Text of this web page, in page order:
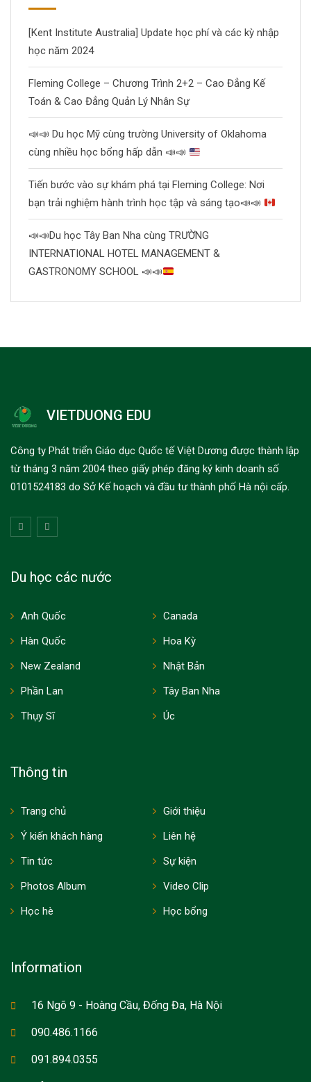
[Kent Institute Australia] Update học phí và các kỳ nhập
học năm 2024
Fleming College – Chương Trình 2+2 – Cao Đẳng Kế
Toán & Cao Đẳng Quản Lý Nhân Sự
📣📣 Du học Mỹ cùng trường University of Oklahoma
cùng nhiều học bổng hấp dẫn 📣📣
Tiến bước vào sự khám phá tại Fleming College: Nơi
bạn trải nghiệm hành trình học tập và sáng tạo📣📣
📣📣Du học Tây Ban Nha cùng TRƯỜNG
INTERNATIONAL HOTEL MANAGEMENT &
GASTRONOMY SCHOOL 📣📣
VIETDUONG EDU
Công ty Phát triển Giáo dục Quốc tế Việt Dương được thành lập
từ tháng 3 năm 2004 theo giấy phép đăng ký kinh doanh số
0101524183 do Sở Kế hoạch và đầu tư thành phố Hà nội cấp.
Du học các nước
Anh Quốc
Canada
Hàn Quốc
Hoa Kỳ
New Zealand
Nhật Bản
Phần Lan
Tây Ban Nha
Thụy Sĩ
Úc
Thông tin
Trang chủ
Giới thiệu
Ý kiến khách hàng
Liên hệ
Tin tức
Sự kiện
Photos Album
Video Clip
Học hè
Học bổng
Information
16 Ngõ 9 - Hoàng Cầu, Đống Đa, Hà Nội
090.486.1166
091.894.0355